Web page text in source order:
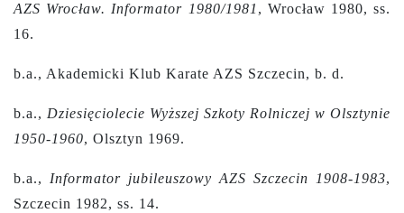
AZS Wrocław. Informator 1980/1981 , Wrocław 1980, ss.
16.
b.a., Akademicki Klub Karate AZS Szczecin, b. d.
b.a., Dziesięciolecie Wyższej Szkoty Rolniczej w Olsztynie
1950-1960, Olsztyn 1969.
b.a., Informator jubileuszowy AZS Szczecin 1908-1983,
Szczecin 1982, ss. 14.